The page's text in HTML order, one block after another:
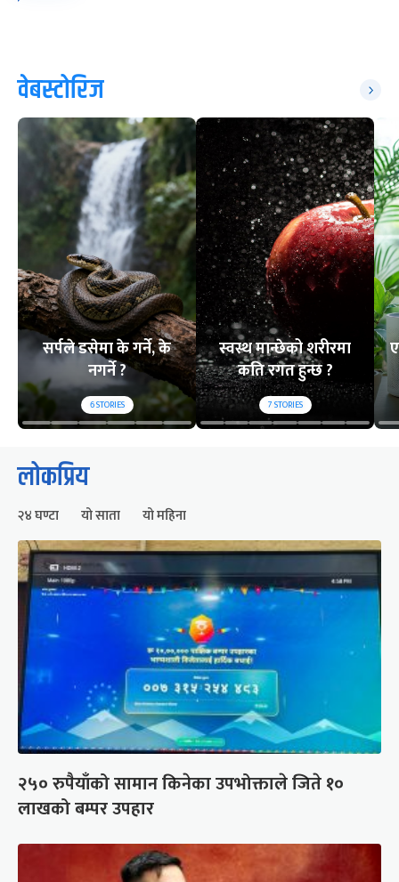
वेबस्टोरिज
सर्पले डसेमा के गर्ने, के
नगर्ने ?
6STORIES
स्वस्थ मान्छेको शरीरमा
कति रगत हुन्छ ?
7STORIES
लोकप्रिय
२४ घण्टा यो साता यो महिना
२५० रुपैयाँको सामान किनेका उपभोक्ताले जिते १०
लाखको बम्पर उपहार